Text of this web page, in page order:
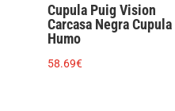
Cupula Puig Vision
Carcasa Negra Cupula
Humo
58.69€